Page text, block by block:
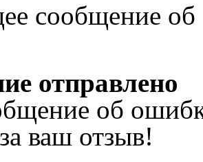
сообщение об
отправлено
об
ваш отзыв!